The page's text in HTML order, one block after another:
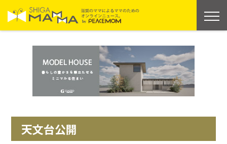
天文台公開